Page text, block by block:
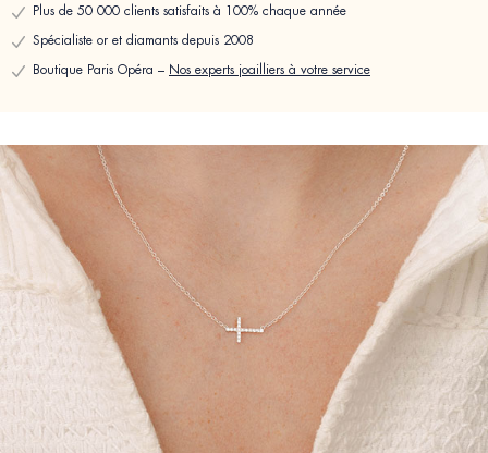
Plus de 50 000 clients satisfaits à 100% chaque année
Spécialiste or et diamants depuis 2008
Boutique Paris Opéra – Nos experts joailliers à votre service